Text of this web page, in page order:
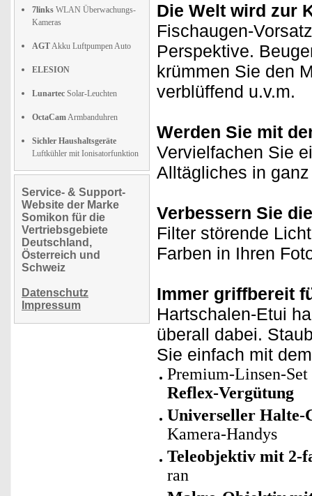
7links WLAN Überwachungs-
Kameras
AGTAkku Luftpumpen Auto
ELESION
Lunartec Solar-Leuchten
OctaCamArmbanduhren
Sichler Haushaltsgeräte
Luftkühler mit Ionisatorfunktion
Service- & Support-
Website der Marke
Somikon für die
Vertriebsgebiete
Deutschland,
Österreich und
Schweiz
Datenschutz
Impressum
Die Welt wird zur
Fischaugen-
Perspektive.
krümmen Sie den
verblüffend u.v.m.
Werden Sie mit
Vervielfachen Sie
Alltägliches in
Verbessern Sie
Filter störende
Farben in Ihren
Immer griffbereit
Hartschalen-Etui
überall dabei.
Sie einfach mit
Premium-Linsen-
Reflex-Vergütung
Universeller Halte-
Kamera-Handys
Teleobjektiv mit 2-
ran